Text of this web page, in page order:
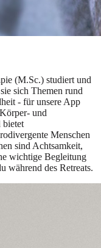
(M.Sc.) studiert und
sich Themen rund
- für unsere App
und
bietet
Menschen
sind Achtsamkeit,
wichtige Begleitung
während des Retreats.